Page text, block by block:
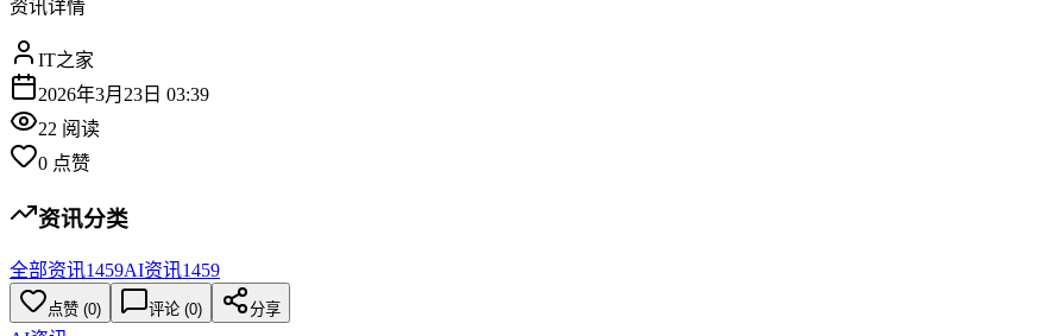
资讯详情
IT之家
2026年3月23日 03:39
22 阅读
0 点赞
资讯分类
全部资讯1459AI资讯1459
点赞 (0) 评论 (0) 分享